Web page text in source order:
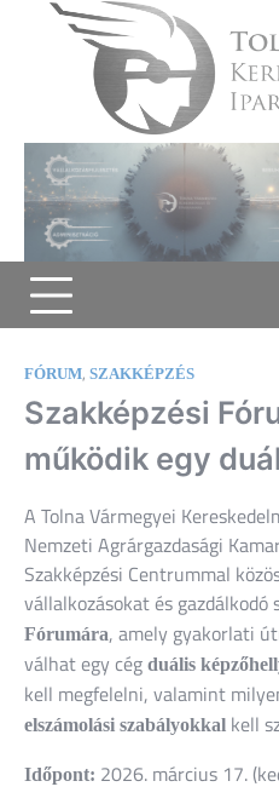
Tolna Vármegyei
Iparkamara
FÓRUM, SZAKKÉPZÉS
Szakképzési
működik egy
A Tolna Vármegyei
Nemzeti Agrárgazdasági
Szakképzési Centrummal
vállalkozásokat és gazdálkodó
Fórumára, amely gyakorlati
válhat egy cég duális
kell megfelelni, valamint
elszámolási szabályokkal kell
Időpont: 2026. március 17.